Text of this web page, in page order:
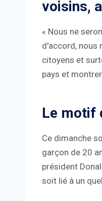
voisins,
« Nous ne
d'accord, nous
citoyens et
pays et
Le motif
Ce dimanche
garçon de 20
président
soit lié à un